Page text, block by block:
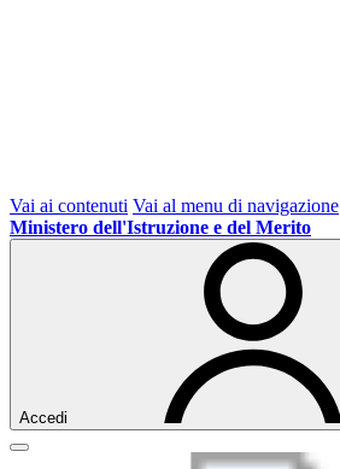
Vai ai contenuti Vai al menu di navigazione
Ministero dell'Istruzione e del Merito
Accedi